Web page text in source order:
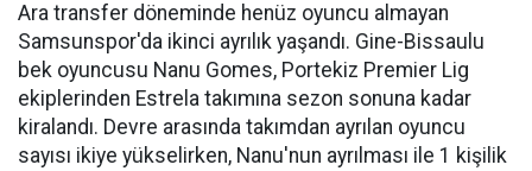
Ara transfer döneminde henüz oyuncu almayan
Samsunspor'da ikinci ayrılık yaşandı. Gine-Bissaulu
bek oyuncusu Nanu Gomes, Portekiz Premier Lig
ekiplerinden Estrela takımına sezon sonuna kadar
kiralandı. Devre arasında takımdan ayrılan oyuncu
sayısı ikiye yükselirken, Nanu'nun ayrılması ile 1 kişilik